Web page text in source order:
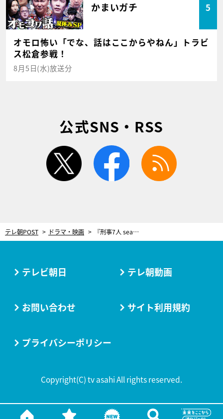
かまいガチ 5
オモロ怖い「でな、話はここからやねん」トラビ
ス松倉参戦！
8月5日(水)放送分
公式SNS・RSS
twitter facebook
テレ朝POST ドラマ・映画 『刑事7人 season7』今夜スタート！バラバラになった7人、新生“刑事7人”として再集結
テレビ朝日 テレ朝動画
お問い合わせ サイト利用規約
プライバシーポリシー
Copyright(C) tv asahi All rights reserved.